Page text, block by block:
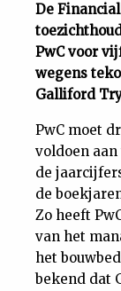
Cijfers
Magazine
Podcast
Dossiers
De
PwC voor
wegens
Galliford
PwC moet
voldoen
de
de
Zo heeft
van het
het
bekend dat